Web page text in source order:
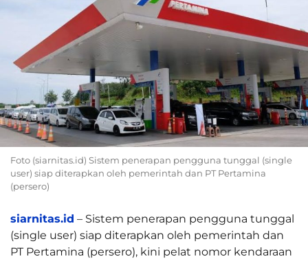
Foto (siarnitas.id) Sistem penerapan pengguna tunggal (single
user) siap diterapkan oleh pemerintah dan PT Pertamina
(persero)
siarnitas.id – Sistem penerapan pengguna tunggal
(single user) siap diterapkan oleh pemerintah dan
PT Pertamina (persero), kini pelat nomor kendaraan